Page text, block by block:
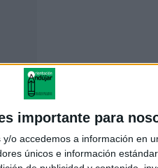
importante para
y/o accedemos a información en
únicos e información